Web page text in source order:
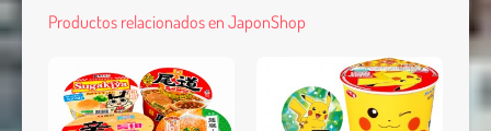
Productos relacionados en JaponShop